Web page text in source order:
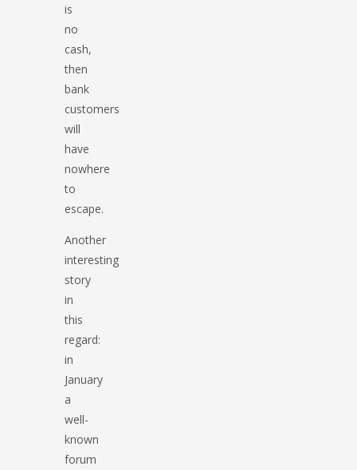
is
no
cash,
then
bank
customers
will
have
nowhere
to
escape.
Another
interesting
story
in
this
regard:
in
January
a
well-
known
forum